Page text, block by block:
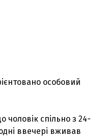
особовий
чоловік спільно з 24-
ввечері вживав